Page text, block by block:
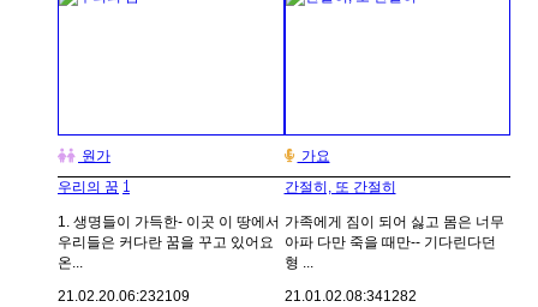
원가
우리의 꿈 1
1. 생명들이 가득한- 이곳 이 땅에서
우리들은 커다란 꿈을 꾸고 있어요
온...
21.02.20.06:232109
가요
간절히, 또 간절히
가족에게 짐이 되어 싫고 몸은 너무
아파 다만 죽을 때만-- 기다린다던
형 ...
21.01.02.08:341282